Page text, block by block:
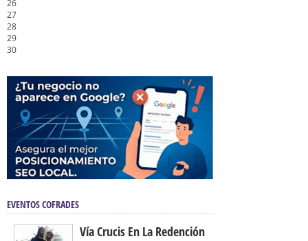
26
27
28
29
30
EVENTOS COFRADES
Vía Crucis En La Redención